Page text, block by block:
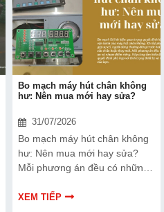
Bo mạch máy hút chân không
hư: Nên mua mới hay sửa?
31/07/2026
Bo mạch máy hút chân không
hư: Nên mua mới hay sửa?
Mỗi phương án đều có những
cùng tìm hiểu để đưa ra quyết
XEM TIẾP